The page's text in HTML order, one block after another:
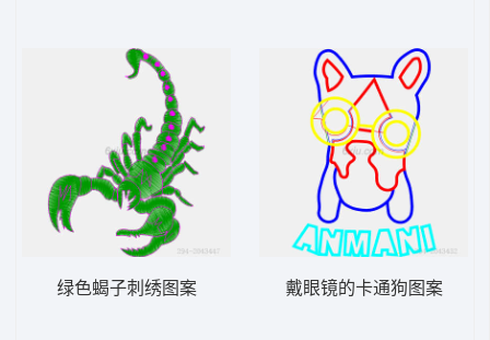
绿色蝎子刺绣图案 戴眼镜的卡通狗图案